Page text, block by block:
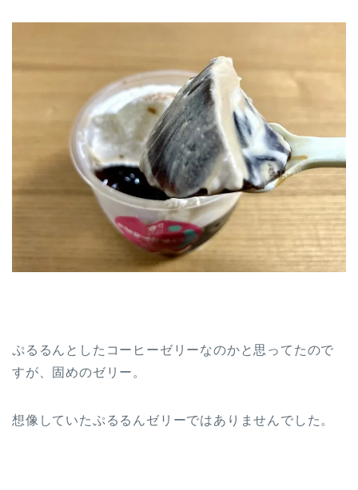
ぷるるんとしたコーヒーゼリーなのかと思ってたので
すが、固めのゼリー。
想像していたぷるるんゼリーではありませんでした。